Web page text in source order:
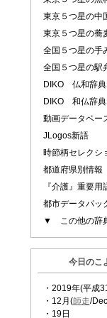
東京５つ星の中
東京５つ星の蕎
全国５つ星の手
全国５つ星の駅
DIKO 仏和辞典
DIKO 和仏辞典
動画データベー
JLogos新語
時節柄セレクシ
都道府県別情報
『介護』重要用
都市データパッ
▼ この他の辞
今日のこ
・2019年(平成
・12月(師走/
・19日